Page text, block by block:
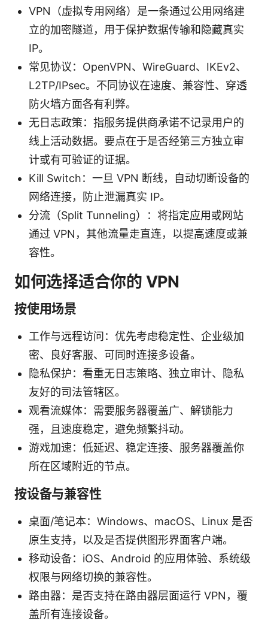
VPN（虚拟专用网络）是一条通过公用网络建
立的加密隧道，用于保护数据传输和隐藏真实
IP。
常见协议：OpenVPN、WireGuard、IKEv2、
L2TP/IPsec。不同协议在速度、兼容性、穿透
防火墙方面各有利弊。
无日志政策：指服务提供商承诺不记录用户的
线上活动数据。要点在于是否经第三方独立审
计或有可验证的证据。
Kill Switch：一旦 VPN 断线，自动切断设备的
网络连接，防止泄漏真实 IP。
分流（Split Tunneling）：将指定应用或网站
通过 VPN，其他流量走直连，以提高速度或兼
容性。
如何选择适合你的 VPN
按使用场景
工作与远程访问：优先考虑稳定性、企业级加
密、良好客服、可同时连接多设备。
隐私保护：看重无日志策略、独立审计、隐私
友好的司法管辖区。
观看流媒体：需要服务器覆盖广、解锁能力
强，且速度稳定，避免频繁抖动。
游戏加速：低延迟、稳定连接、服务器覆盖你
所在区域附近的节点。
按设备与兼容性
桌面/笔记本：Windows、macOS、Linux 是否
原生支持，以及是否提供图形界面客户端。
移动设备：iOS、Android 的应用体验、系统级
权限与网络切换的兼容性。
路由器：是否支持在路由器层面运行 VPN，覆
盖所有连接设备。